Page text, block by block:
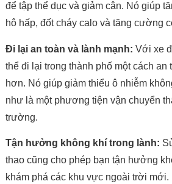
để tập thể dục và giảm cân. Nó giúp
hô hấp, đốt cháy calo và tăng cường
Đi lại an toàn và lành mạnh: Với xe
thể đi lại trong thành phố một cách an
hơn. Nó giúp giảm thiểu ô nhiễm
như là một phương tiện vận chuyển
trường.
Tận hưởng không khí trong lành:
thao cũng cho phép bạn tận hưởng
khám phá các khu vực ngoài trời mới.